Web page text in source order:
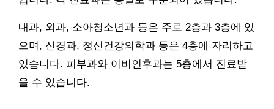
내과, 외과, 소아청소년과 등은 주로 2층과 3층에 있
으며, 신경과, 정신건강의학과 등은 4층에 자리하고
있습니다. 피부과와 이비인후과는 5층에서 진료받
을 수 있습니다.